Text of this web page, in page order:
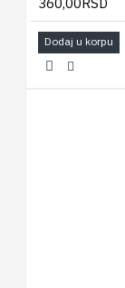
Dodaj u korpu